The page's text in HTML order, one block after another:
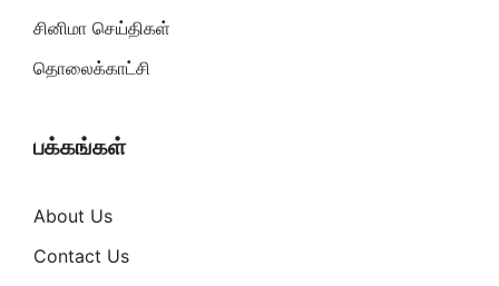
சினிமா செய்திகள்
தொலைக்காட்சி
பக்கங்கள்
About Us
Contact Us